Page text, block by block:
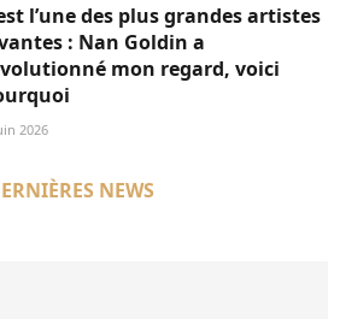
l’une des plus grandes artistes
: Nan Goldin a
mon regard, voici
2026
NEWS